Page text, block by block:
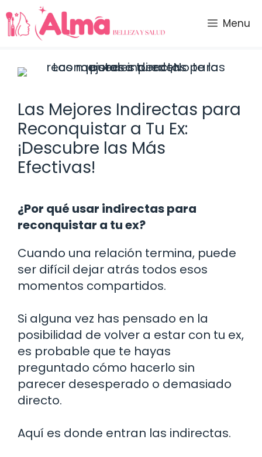
Saltar
al
contenido
Menu
Las Mejores Indirectas para
Reconquistar a Tu Ex:
¡Descubre las Más
Efectivas!
¿Por qué usar indirectas para
reconquistar a tu ex?
Cuando una relación termina, puede
ser difícil dejar atrás todos esos
momentos compartidos.
Si alguna vez has pensado en la
posibilidad de volver a estar con tu ex,
es probable que te hayas
preguntado cómo hacerlo sin
parecer desesperado o demasiado
directo.
Aquí es donde entran las indirectas.